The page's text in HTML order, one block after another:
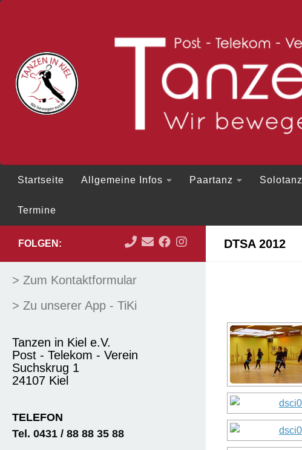
Startseite Allgemeine Infos Paartanz Solotanz
Termine
DTSA 2012
FOLGEN:
> Zum Kontaktformular
> Zu unserer App - TiKi
Tanzen in Kiel e.V.
Post - Telekom - Verein
Suchskrug 1
24107 Kiel
TELEFON
Tel. 0431 / 88 88 35 88